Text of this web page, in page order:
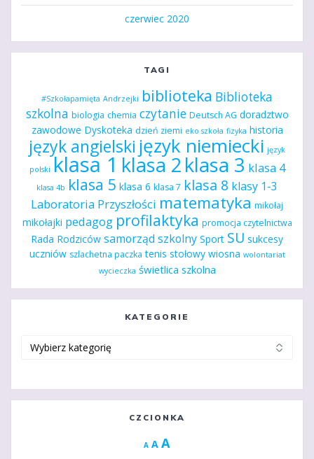
czerwiec 2020
TAGI
#Szkołapamięta Andrzejki biblioteka Biblioteka
szkolna biologia chemia czytanie Deutsch AG doradztwo
zawodowe Dyskoteka dzień ziemi eko szkoła fizyka historia
język angielski język niemiecki język
polski klasa 1 klasa 2klasa 3 klasa 4
klasa 4b klasa 5 klasa 6 klasa 7 klasa 8 klasy 1-3
Laboratoria Przyszłości matematyka mikołaj
mikołajki pedagog profilaktyka promocja czytelnictwa
Rada Rodziców samorząd szkolny Sport SU sukcesy
uczniów szlachetna paczka tenis stołowy wiosna wolontariat
wycieczka świetlica szkolna
KATEGORIE
CZCIONKA
A Decrease
A Reset
A